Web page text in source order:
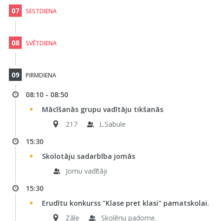
07 SESTDIENA
08 SVĒTDIENA
09 PIRMDIENA
08:10 - 08:50
Mācīšanās grupu vadītāju tikšanās
217
L.Sabule
15:30
Skolotāju sadarbība jomās
Jomu vadītāji
15:30
Erudītu konkurss "Klase pret klasi" pamatskolai.
Zāle
Skolēnu padome.